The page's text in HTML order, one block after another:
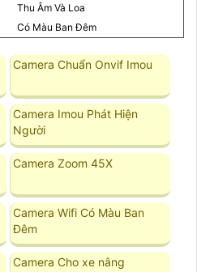
Thu Âm Và Loa
Có Màu Ban Ðêm
Camera Chuẩn Onvif Imou
Camera Imou Phát Hiện
Người
Camera Zoom 45X
Camera Wifi Có Màu Ban
Đêm
Camera Cho xe nâng